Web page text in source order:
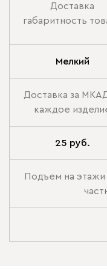
Доставка
габаритность
Мелкий
Доставка за
каждое
25 руб.
Подъем на этажи